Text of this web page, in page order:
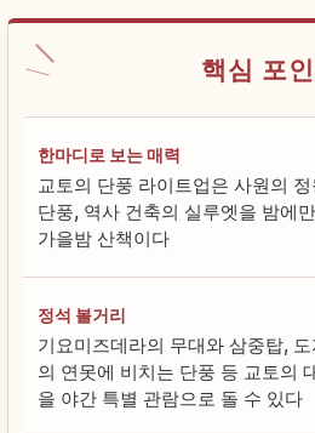
핵심 포
한마디로 보는 매력
교토의 단풍 라이트업은 사원의
단풍, 역사 건축의 실루엣을 밤에
가을밤 산책이다
정석 볼거리
기요미즈데라의 무대와 삼중탑,
의 연못에 비치는 단풍 등 교토의
을 야간 특별 관람으로 돌 수 있다